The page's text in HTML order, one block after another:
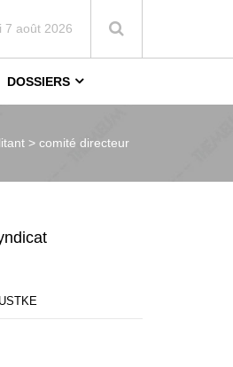
7 août 2026
DOSSIERS
> comité directeur